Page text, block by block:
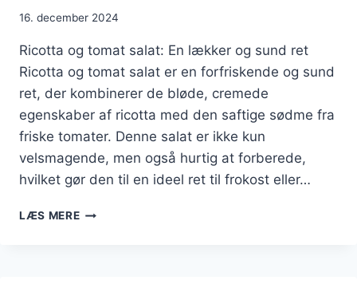
16. december 2024
Ricotta og tomat salat: En lækker og sund ret
Ricotta og tomat salat er en forfriskende og sund
ret, der kombinerer de bløde, cremede
egenskaber af ricotta med den saftige sødme fra
friske tomater. Denne salat er ikke kun
velsmagende, men også hurtig at forberede,
hvilket gør den til en ideel ret til frokost eller…
LÆS MERERICOTTA